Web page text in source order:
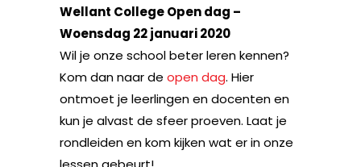
Wellant College Open dag –
Woensdag 22 januari 2020
Wil je onze school beter leren kennen?
Kom dan naar de open dag. Hier
ontmoet je leerlingen en docenten en
kun je alvast de sfeer proeven. Laat je
rondleiden en kom kijken wat er in onze